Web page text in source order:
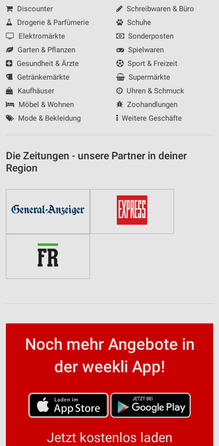
Discounter
Drogerie & Parfümerie
Elektromärkte
Garten & Pflanzen
Gesundheit & Ärzte
Getränkemärkte
Kaufhäuser
Möbel & Wohnen
Mode & Bekleidung
Schreibwaren & Büro
Schuhe
Sonderposten
Spielwaren
Sport & Freizeit
Supermärkte
Uhren & Schmuck
Zoohandlungen
Weitere Geschäfte
Die Zeitungen - unsere Partner in deiner
Region
Noch mehr Angebote in
der weekli App!
Jetzt kostenlos laden